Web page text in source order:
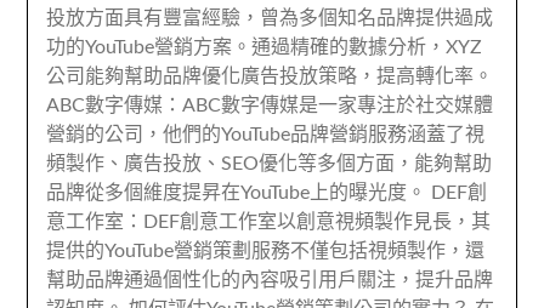
投放方面具有豐富經驗，曾為多個知名品牌提供過成
功的YouTube營銷方案。通過精確的數據分析，XYZ
公司能夠幫助品牌優化廣告投放策略，提高轉化率。
ABC數字傳媒：ABC數字傳媒是一家專注於社交媒體
營銷的公司，他們的YouTube品牌營銷服務涵蓋了視
頻製作、廣告投放、SEO優化等多個方面，能夠幫助
品牌從多個維度提昇在YouTube上的曝光度。 DEF創
意工作室：DEF創意工作室以創意視頻製作見長，其
提供的YouTube營銷策劃服務不僅包括視頻製作，還
幫助品牌通過個性化的內容吸引用戶關注，提升品牌